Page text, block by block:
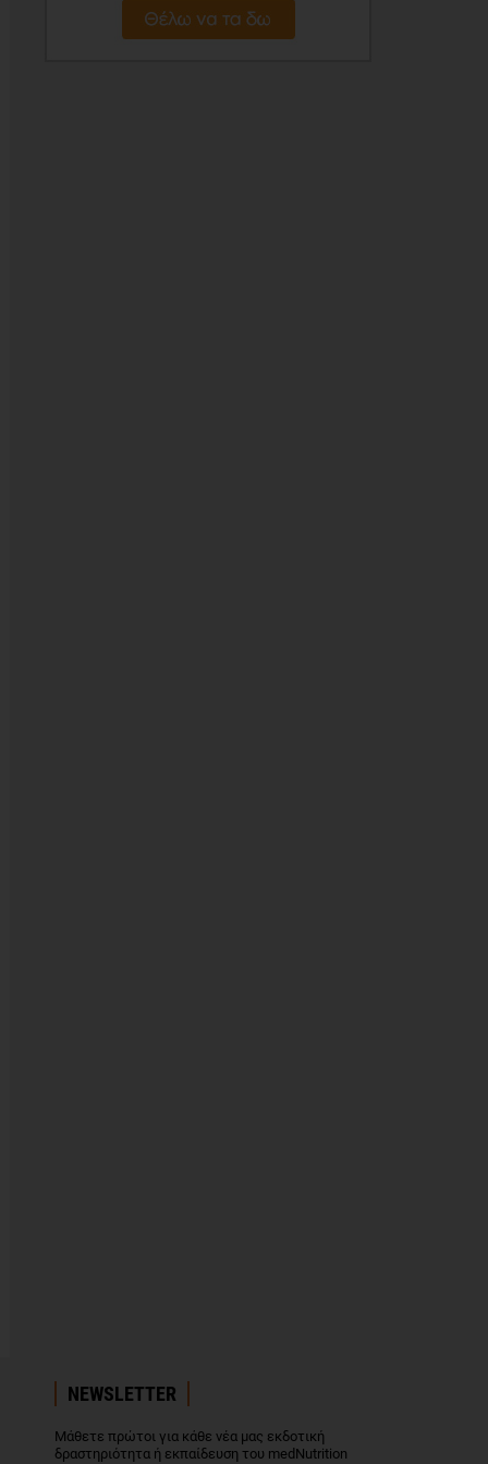
NEWSLETTER
Μάθετε πρώτοι για κάθε νέα μας εκδοτική
δραστηριότητα ή εκπαίδευση του medNutrition